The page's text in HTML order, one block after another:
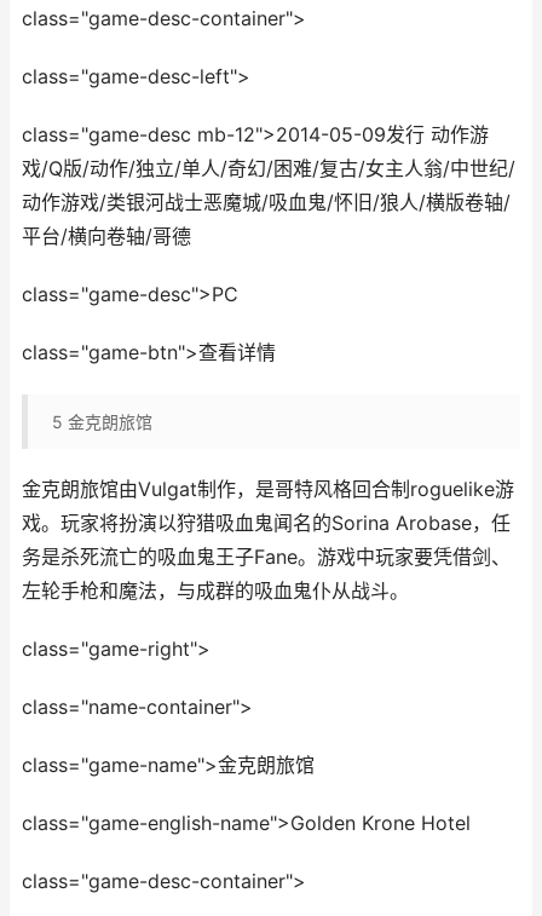
class="game-desc-container">
class="game-desc-left">
class="game-desc mb-12">2014-05-09发行 动作游
戏/Q版/动作/独立/单人/奇幻/困难/复古/女主人翁/中世纪/
动作游戏/类银河战士恶魔城/吸血鬼/怀旧/狼人/横版卷轴/
平台/横向卷轴/哥德
class="game-desc">PC
class="game-btn">查看详情
5 金克朗旅馆
金克朗旅馆由Vulgat制作，是哥特风格回合制roguelike游
戏。玩家将扮演以狩猎吸血鬼闻名的Sorina Arobase，任
务是杀死流亡的吸血鬼王子Fane。游戏中玩家要凭借剑、
左轮手枪和魔法，与成群的吸血鬼仆从战斗。
class="game-right">
class="name-container">
class="game-name">金克朗旅馆
class="game-english-name">Golden Krone Hotel
class="game-desc-container">